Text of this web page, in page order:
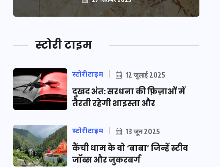
स्टोरी टाइम
स्टोरीटाइम 12 जुलाई 2025
दुखद अंत: सरधना की फ़िज़ाओं में
तैरती रहेगी शाइस्ता और
स्टोरीटाइम 13 जून 2025
कैंची धाम के वो ‘बाबा’ जिन्हें स्टीव
जॉब्स और जुकरबर्ग